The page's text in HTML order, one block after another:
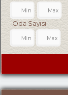
Oda Sayısı